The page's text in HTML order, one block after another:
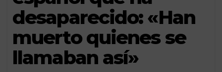
desaparecido: «Han
muerto quienes se
llamaban así»